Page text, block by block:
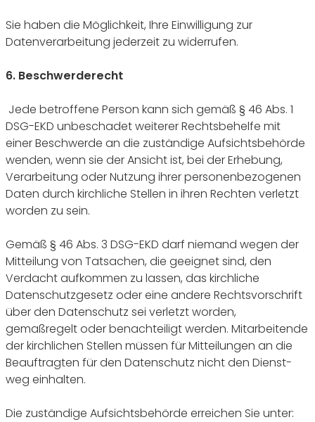
Sie haben die Möglichkeit, Ihre Einwilligung zur
Datenverarbeitung jederzeit zu widerrufen.
6. Beschwerderecht
Jede betroffene Person kann sich gemäß § 46 Abs. 1
DSG-EKD unbeschadet weiterer Rechtsbehelfe mit
einer Beschwerde an die zuständige Aufsichtsbehörde
wenden, wenn sie der Ansicht ist, bei der Erhebung,
Verarbeitung oder Nutzung ihrer personenbezogenen
Daten durch kirchliche Stellen in ihren Rechten verletzt
worden zu sein.
Gemäß § 46 Abs. 3 DSG-EKD darf niemand wegen der
Mitteilung von Tatsachen, die geeignet sind, den
Verdacht aufkommen zu lassen, das kirchliche
Datenschutzgesetz oder eine andere Rechtsvorschrift
über den Datenschutz sei verletzt worden,
gemaßregelt oder benachteiligt werden. Mitarbeitende
der kirchlichen Stellen müssen für Mitteilungen an die
Beauftragten für den Datenschutz nicht den Dienst-
weg einhalten.
Die zuständige Aufsichtsbehörde erreichen Sie unter: